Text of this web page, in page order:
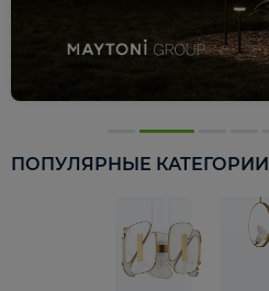
ПОПУЛЯРНЫЕ КАТЕГОРИИ